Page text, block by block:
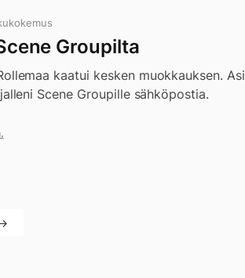
Groupilta
kaatui kesken muokkauksen.
Scene Groupille sähköpostia.